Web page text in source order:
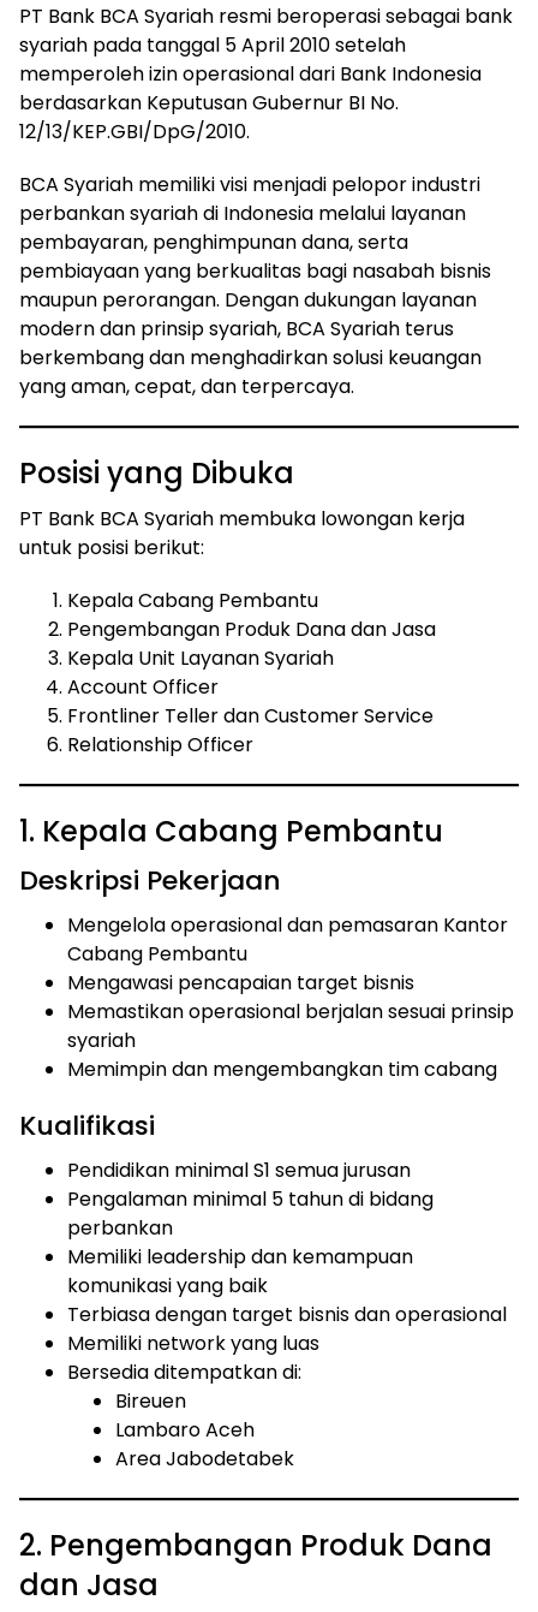
PT Bank BCA Syariah resmi beroperasi sebagai bank
syariah pada tanggal 5 April 2010 setelah
memperoleh izin operasional dari Bank Indonesia
berdasarkan Keputusan Gubernur BI No.
12/13/KEP.GBI/DpG/2010.
BCA Syariah memiliki visi menjadi pelopor industri
perbankan syariah di Indonesia melalui layanan
pembayaran, penghimpunan dana, serta
pembiayaan yang berkualitas bagi nasabah bisnis
maupun perorangan. Dengan dukungan layanan
modern dan prinsip syariah, BCA Syariah terus
berkembang dan menghadirkan solusi keuangan
yang aman, cepat, dan terpercaya.
Posisi yang Dibuka
PT Bank BCA Syariah membuka lowongan kerja
untuk posisi berikut:
Kepala Cabang Pembantu
Pengembangan Produk Dana dan Jasa
Kepala Unit Layanan Syariah
Account Officer
Frontliner Teller dan Customer Service
Relationship Officer
1. Kepala Cabang Pembantu
Deskripsi Pekerjaan
Mengelola operasional dan pemasaran Kantor
Cabang Pembantu
Mengawasi pencapaian target bisnis
Memastikan operasional berjalan sesuai prinsip
syariah
Memimpin dan mengembangkan tim cabang
Kualifikasi
Pendidikan minimal S1 semua jurusan
Pengalaman minimal 5 tahun di bidang
perbankan
Memiliki leadership dan kemampuan
komunikasi yang baik
Terbiasa dengan target bisnis dan operasional
Memiliki network yang luas
Bersedia ditempatkan di:
Bireuen
Lambaro Aceh
Area Jabodetabek
2. Pengembangan Produk Dana
dan Jasa